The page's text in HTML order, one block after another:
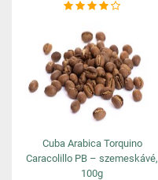
Cuba Arabica Torquino
Caracolillo PB – szemeskávé,
100g